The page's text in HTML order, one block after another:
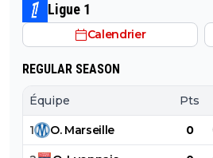
Ligue 1
Calendrier
REGULAR SEASON
Équipe Pts
1 O. Marseille 0